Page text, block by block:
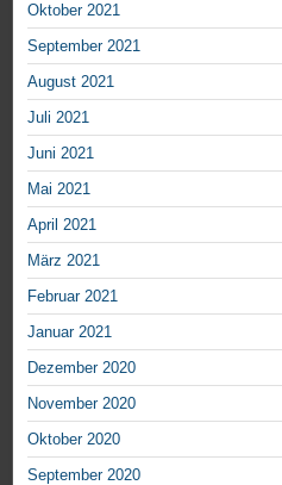
Oktober 2021
September 2021
August 2021
Juli 2021
Juni 2021
Mai 2021
April 2021
März 2021
Februar 2021
Januar 2021
Dezember 2020
November 2020
Oktober 2020
September 2020